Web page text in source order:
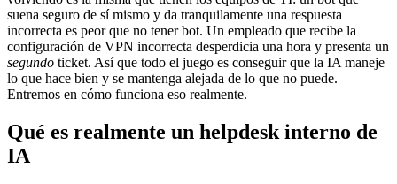
suena seguro de sí mismo y da tranquilamente una respuesta
incorrecta es peor que no tener bot. Un empleado que recibe la
configuración de VPN incorrecta desperdicia una hora y presenta un
segundo ticket. Así que todo el juego es conseguir que la IA maneje
lo que hace bien y se mantenga alejada de lo que no puede.
Entremos en cómo funciona eso realmente.
Qué es realmente un helpdesk interno de
IA